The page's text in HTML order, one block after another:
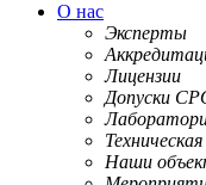
О нас
Эксперты
Лицензии
Допуски
Наши